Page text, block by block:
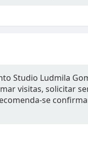
Studio Ludmila
visitas, solicitar
se